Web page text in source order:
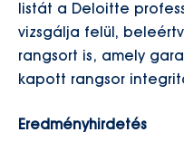
listát a Deloitte
vizsgálja felül,
rangsort is, amely
kapott rangsor
Eredményhirdetés